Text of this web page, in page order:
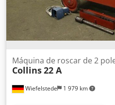
Wiefelstede 1 979 km
Máquina de roscar de 2
Collins22 A